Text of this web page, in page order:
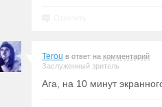
Terou в ответ на комментарий
Заслуженный зритель
Ага, на 10 минут